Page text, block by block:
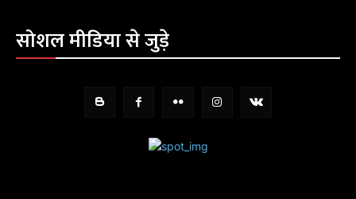
सोशल मीडिया से जुड़े